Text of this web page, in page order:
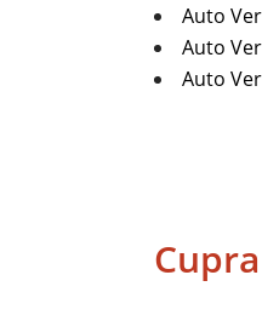
Auto
Auto
Auto